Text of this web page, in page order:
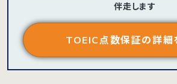
伴走します
TOEIC点数保証の詳細